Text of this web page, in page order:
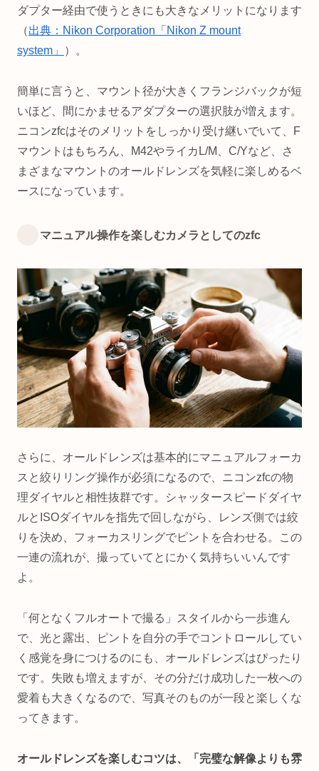
ダプター経由で使うときにも大きなメリットになります
（出典：Nikon Corporation「Nikon Z mount
system」
）。
簡単に言うと、マウント径が大きくフランジバックが短
いほど、間にかませるアダプターの選択肢が増えます。
ニコンzfcはそのメリットをしっかり受け継いでいて、F
マウントはもちろん、M42やライカL/M、C/Yなど、さ
まざまなマウントのオールドレンズを気軽に楽しめるベ
ースになっています。
マニュアル操作を楽しむカメラとしてのzfc
さらに、オールドレンズは基本的にマニュアルフォーカ
スと絞りリング操作が必須になるので、ニコンzfcの物
理ダイヤルと相性抜群です。シャッタースピードダイヤ
ルとISOダイヤルを指先で回しながら、レンズ側では絞
りを決め、フォーカスリングでピントを合わせる。この
一連の流れが、撮っていてとにかく気持ちいいんです
よ。
「何となくフルオートで撮る」スタイルから一歩進ん
で、光と露出、ピントを自分の手でコントロールしてい
く感覚を身につけるのにも、オールドレンズはぴったり
です。失敗も増えますが、その分だけ成功した一枚への
愛着も大きくなるので、写真そのものが一段と楽しくな
ってきます。
オールドレンズを楽しむコツは、「完璧な解像よりも雰